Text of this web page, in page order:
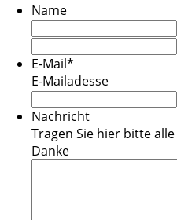
Name
E-Mail*
E-Mailadesse
Nachricht
Tragen Sie hier bitte
Danke